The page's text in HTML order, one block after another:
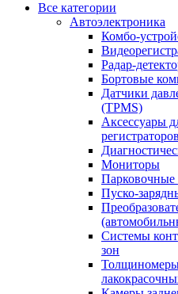
Все категории
Автоэлектроника
Комбо-
Радар-
Бортовые
Датчики
(TPMS)
Аксессуары
регистраторов
Мониторы
Парковочные
Пуско-
Системы
зон